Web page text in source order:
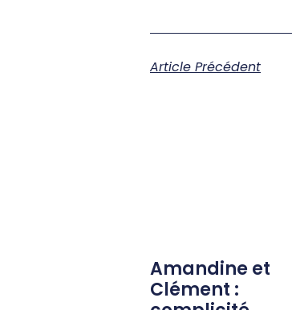
Article Précédent
Amandine et
Clément :